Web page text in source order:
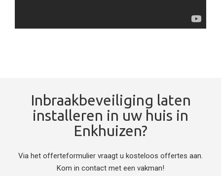
Inbraakbeveiliging laten
installeren in uw huis in
Enkhuizen?
Via het offerteformulier vraagt u kosteloos offertes aan.
Kom in contact met een vakman!